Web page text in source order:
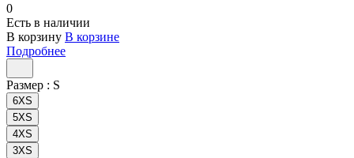
0
Есть в наличии
В корзину В корзине
Подробнее
Размер : S
6XS
5XS
4XS
3XS